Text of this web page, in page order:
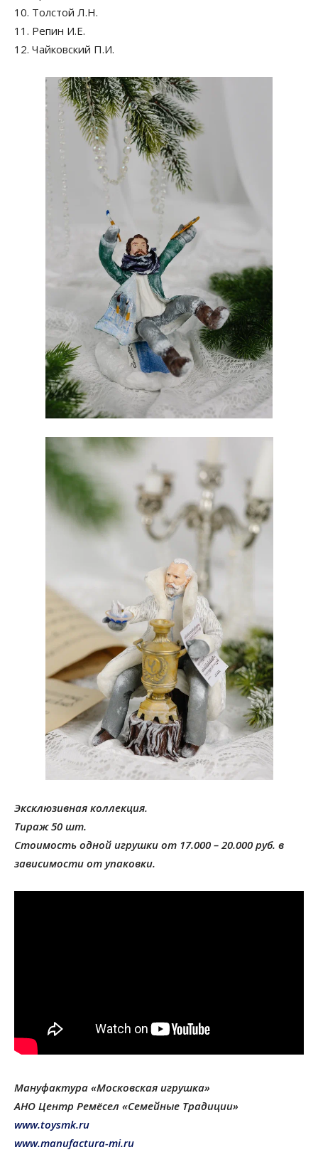
10. Толстой Л.Н.
11. Репин И.Е.
12. Чайковский П.И.
Эксклюзивная коллекция.
Тираж 50 шт.
Стоимость одной игрушки от 17.000 – 20.000 руб. в
зависимости от упаковки.
Мануфактура «Московская игрушка»
АНО Центр Ремёсел «Семейные Традиции»
www.toysmk.ru
www.manufactura-mi.ru